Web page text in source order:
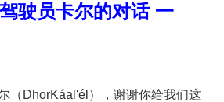
驶员卡尔的对话 一
（DhorKáal'él），谢谢你给我们这